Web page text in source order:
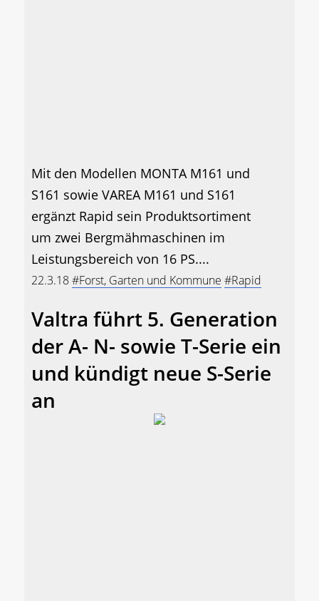
Mit den Modellen MONTA M161 und
S161 sowie VAREA M161 und S161
ergänzt Rapid sein Produktsortiment
um zwei Bergmähmaschinen im
Leistungsbereich von 16 PS....
22.3.18#Forst, Garten und Kommune #Rapid
Valtra führt 5. Generation
der A- N- sowie T-Serie ein
und kündigt neue S-Serie
an